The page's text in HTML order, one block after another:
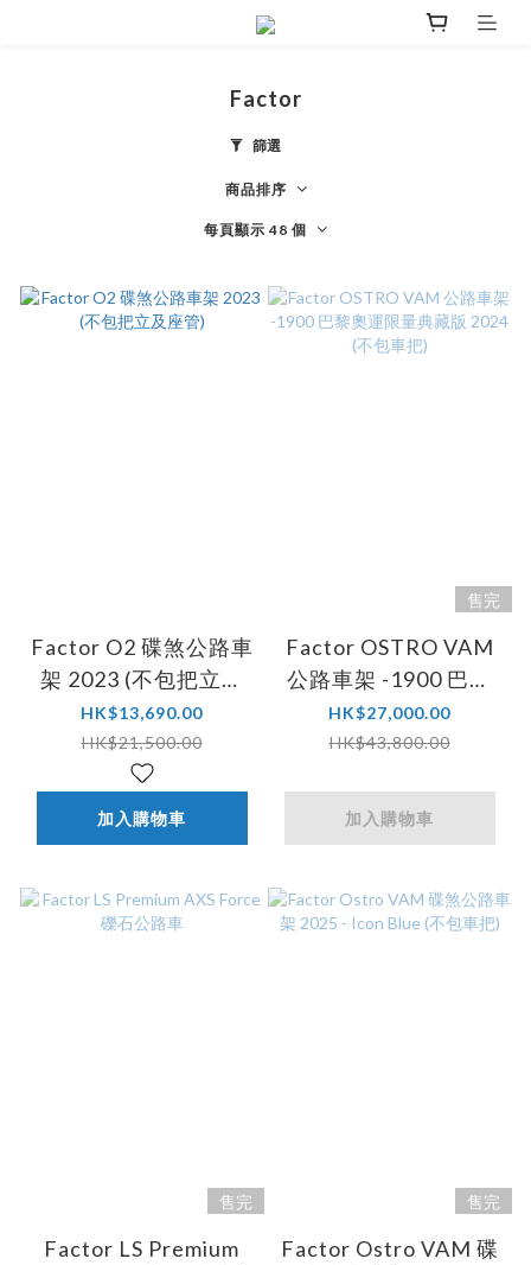
Factor
篩選
商品排序
每頁顯示 48 個
Factor O2 碟煞公路車
架 2023 (不包把立及
座管)
HK$13,690.00
HK$21,500.00
加入購物車
售完
Factor OSTRO VAM
公路車架 -1900 巴黎
奧運限量典藏版 2024
(不包車把)
HK$27,000.00
HK$43,800.00
加入購物車
售完
Factor LS Premium
售完
Factor Ostro VAM 碟